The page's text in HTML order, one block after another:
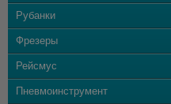
Рубанки
Фрезеры
Рейсмус
Пневмоинструмент